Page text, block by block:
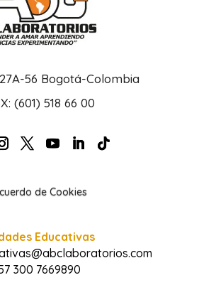
56 Bogotá-Colombia
(601) 518 66 00
de Cookies
Educativas
300 7669890